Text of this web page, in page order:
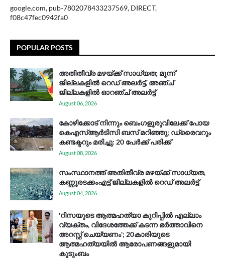
google.com, pub-7802078433237569, DIRECT,
f08c47fec0942fa0
POPULAR POSTS
അതിതീവ്ര മഴയ്ക്ക് സാധ്യത; മൂന്ന്
ജില്ലകളിൽ റെഡ് അലർട്ട്, അഞ്ച്
ജില്ലകളിൽ ഓറഞ്ച് അലർട്ട്
August 06, 2026
കോഴിക്കോട് നിന്നും ബെംഗളൂരുവിലേക്ക് പോയ
കെഎസ്ആര്‍ടിസി ബസ് മറിഞ്ഞു; ഡ്രൈവറും
കണ്ടക്ടറും മരിച്ചു: 20 പേര്‍ക്ക് പരിക്ക്
August 08, 2026
സം​സ്ഥാ​ന​ത്ത് അ​തി​തീ​വ്ര മ​ഴ​യ്ക്ക് സാ​ധ്യ​ത,
കണ്ണൂരടക്കംഎ​ട്ട് ജി​ല്ല​ക​ളി​ൽ റെ​ഡ് അ​ലർ​ട്ട്
August 04, 2026
'റിസയുടെ ആത്മഹത്യാ കുറിപ്പിൽ എല്ലാം
വ്യക്തം, വിദേശത്തേക്ക് കടന്ന ഭർത്താവിനെ
അറസ്റ്റ് ചെയ്യണം'; 20കാരിയുടെ
ആത്മഹത്യയിൽ ആരോപണങ്ങളുമായി
കുടുംബം